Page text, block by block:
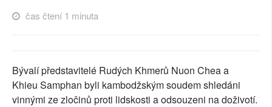
PŘÍSPĚVKY NA PROVOZ
čas čtení 1 minuta
Bývalí představitelé Rudých Khmerů Nuon Chea a
Khieu Samphan byli kambodžským soudem shledáni
vinnými ze zločinů proti lidskosti a odsouzeni na doživotí.